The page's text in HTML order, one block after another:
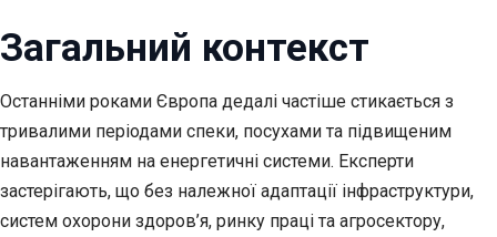
Загальний контекст
Останніми роками Європа дедалі частіше стикається з
тривалими періодами спеки, посухами та підвищеним
навантаженням на енергетичні системи. Експерти
застерігають, що без належної адаптації інфраструктури,
систем охорони здоров’я, ринку праці та агросектору,